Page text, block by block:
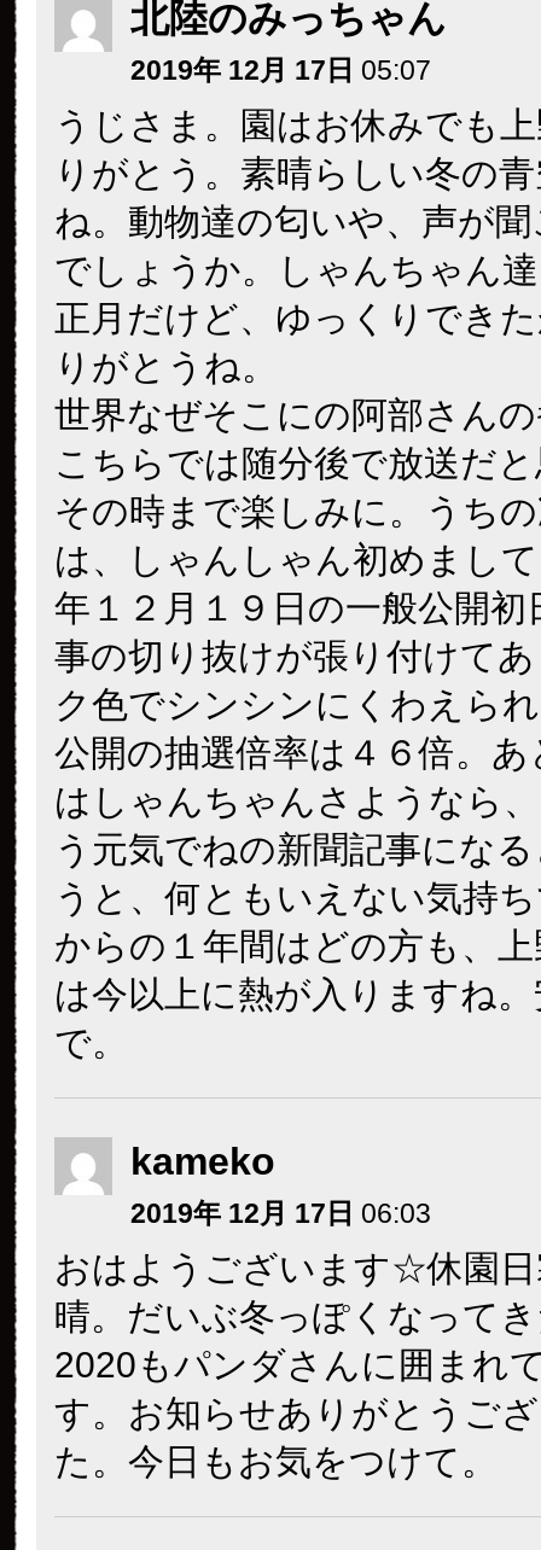
北陸のみっちゃん
2019年 12月 17日 05:07
うじさま。園はお休みでも
りがとう。素晴らしい冬の
ね。動物達の匂いや、声が
でしょうか。しゃんちゃん
正月だけど、ゆっくりでき
りがとうね。
世界なぜそこにの阿部さん
こちらでは随分後で放送だ
その時まで楽しみに。うち
は、しゃんしゃん初めまし
年１２月１９日の一般公開初
事の切り抜けが張り付けて
ク色でシンシンにくわえら
公開の抽選倍率は４６倍。あ
はしゃんちゃんさようなら
う元気でねの新聞記事にな
うと、何ともいえない気持
からの１年間はどの方も、
は今以上に熱が入りますね
で。
kameko
2019年 12月 17日 06:03
おはようございます☆休園
晴。だいぶ冬っぽくなって
2020もパンダさんに囲まれ
す。お知らせありがとうご
た。今日もお気をつけて。